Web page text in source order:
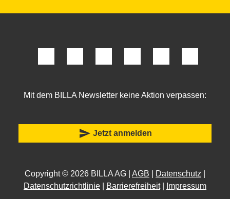
Mit dem BILLA Newsletter keine Aktion verpassen:
send Jetzt anmelden
Copyright © 2026 BILLA AG | AGB Datenschutz
Datenschutzrichtlinie
Barrierefreiheit| Impressum